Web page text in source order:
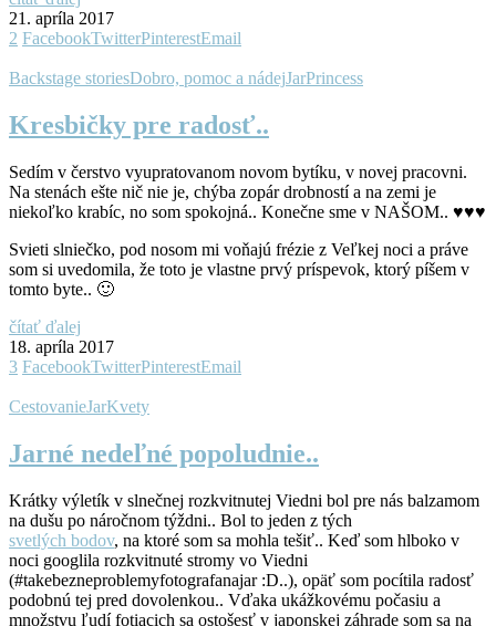
21. apríla 2017
2 FacebookTwitterPinterestEmail
Backstage storiesDobro, pomoc a nádejJarPrincess
Kresbičky pre radosť..
Sedím v čerstvo vyupratovanom novom bytíku, v novej pracovni.
Na stenách ešte nič nie je, chýba zopár drobností a na zemi je
niekoľko krabíc, no som spokojná.. Konečne sme v NAŠOM.. ♥♥♥
Svieti slniečko, pod nosom mi voňajú frézie z Veľkej noci a práve
som si uvedomila, že toto je vlastne prvý príspevok, ktorý píšem v
tomto byte.. 🙂
čítať ďalej
18. apríla 2017
3 FacebookTwitterPinterestEmail
CestovanieJarKvety
Jarné nedeľné popoludnie..
Krátky výletík v slnečnej rozkvitnutej Viedni bol pre nás balzamom
na dušu po náročnom týždni.. Bol to jeden z tých
svetlých bodov, na ktoré som sa mohla tešiť.. Keď som hlboko v
noci googlila rozkvitnuté stromy vo Viedni
(#takebezneproblemyfotografanajar :D..), opäť som pocítila radosť
podobnú tej pred dovolenkou.. Vďaka ukážkovému počasiu a
množstvu ľudí fotiacich sa ostošesť v japonskej záhrade som sa na